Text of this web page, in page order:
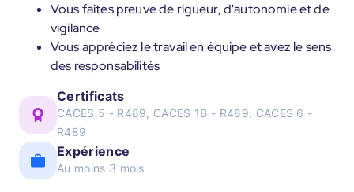
Vous faites preuve de rigueur, d'autonomie et de
vigilance
Vous appréciez le travail en équipe et avez le sens
des responsabilités
Certificats
CACES 5 - R489, CACES 1B - R489, CACES 6 -
R489
Expérience
Au moins 3 mois